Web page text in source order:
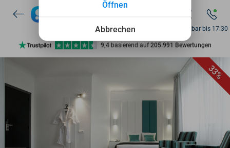
Entdecke 15.000+ Deals
Entdecke 15.000+ Deals
7 Tage die Woche verfügbar
Erreichbar bis 17:30
33%
Abbrechen
Öffnen